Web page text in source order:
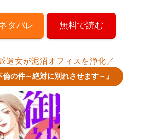
タバレ 無料で読む
遣女が泥沼オフィスを浄化／
倫の件～絶対に別れさせます～』